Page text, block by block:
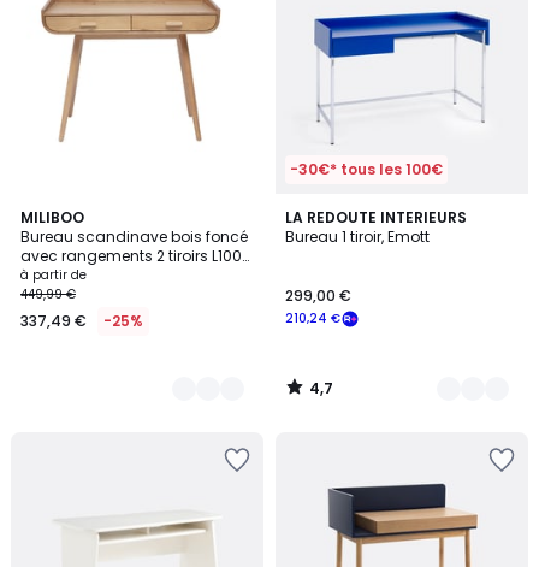
MILIBOO
Bureau scandinave bois foncé
avec rangements 2 tiroirs L100
cm HALLEN
à partir de
449,99 €
337,49 € -25%
3
Couleurs
-30€* tous les 100€
LA REDOUTE INTERIEURS
Bureau 1 tiroir, Emott
210,24 €
299,00 €
4,7
/ 5
2
Couleurs
4,7
/